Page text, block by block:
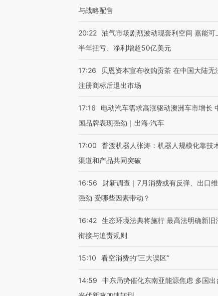
与战略配售
20:22 油气市场剧烈波动现套利空间 嘉能可
半年扭亏、净利增超50亿美元
17:26
贝恩资本宣布收购贡茶 在中国大陆无
注册商标后退出市场
17:16
电动汽车需求高涨驱动澳洲车市增长
国品牌表现强劲｜出海·汽车
17:00
普渡机器人张涛：机器人规模化靠技术
渠道和产品共同突破
16:56
财新调查｜7月消费或有反弹、出口
强劲 受哪些因素带动？
16:42 生态环境法典将施行 最高法明确新旧
衔接与追责规则
15:10 看空消费的“三大误区”
14:59
中东局势催化东南亚能源焦虑 多国出